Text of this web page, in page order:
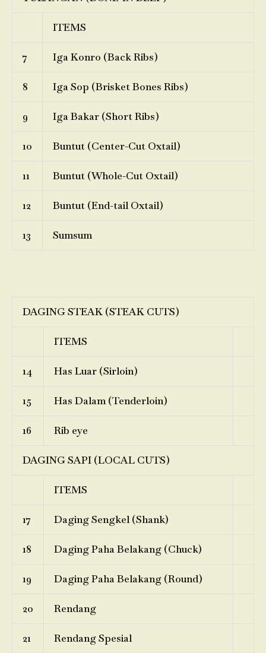
ITEMS
7 Iga Konro (Back Ribs)
8 Iga Sop (Brisket Bones Ribs)
9 Iga Bakar (Short Ribs)
10 Buntut (Center-Cut Oxtail)
11 Buntut (Whole-Cut Oxtail)
12 Buntut (End-tail Oxtail)
13 Sumsum
DAGING STEAK (STEAK CUTS)
ITEMS
14 Has Luar (Sirloin)
15 Has Dalam (Tenderloin)
16 Rib eye
DAGING SAPI (LOCAL CUTS)
ITEMS
17 Daging Sengkel (Shank)
18 Daging Paha Belakang (Chuck)
19 Daging Paha Belakang (Round)
20 Rendang
21 Rendang Spesial